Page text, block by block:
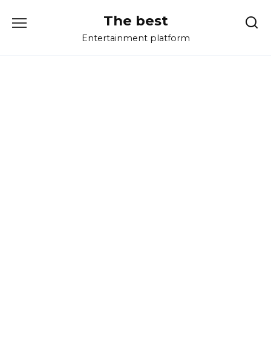
The best
Entertainment platform